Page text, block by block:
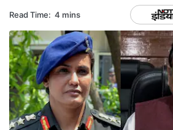
Read Time: 4 mins